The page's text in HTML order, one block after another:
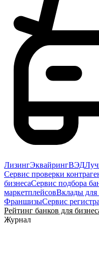
ЛизингЭквайрингВЭД
Сервис проверки
бизнесаСервис подбора
маркетплейсовВклады для
ФраншизыСервис
Рейтинг банков для
Журнал